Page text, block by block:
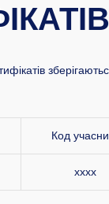
Код
xxxx